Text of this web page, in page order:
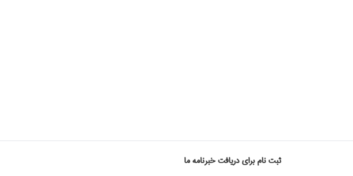
ثبت نام برای دریافت خبرنامه ما